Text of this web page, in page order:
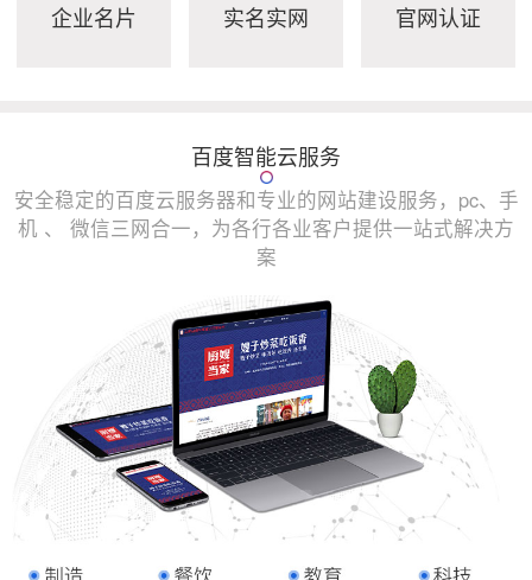
企业名片 实名实网 官网认证
百度智能云服务
安全稳定的百度云服务器和专业的网站建设服务，pc、手
机 、 微信三网合一，为各行各业客户提供一站式解决方
案